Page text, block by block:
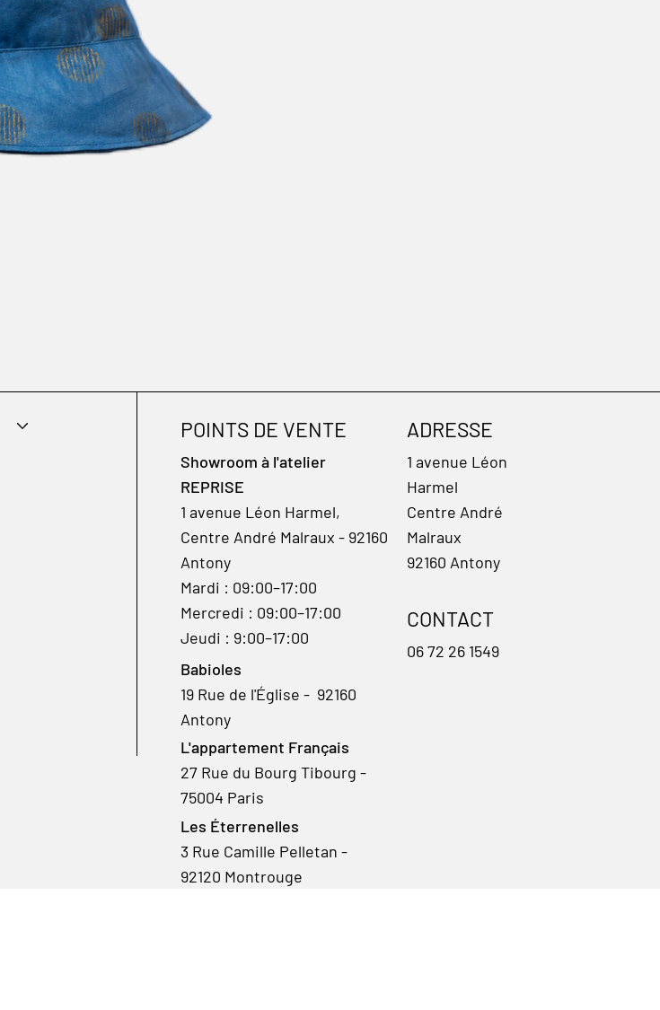
ADRESSE
1 avenue Léon
Harmel
Centre André
Malraux
92160 Antony
CONTACT
06 72 26 1549
POINTS DE VENTE
Showroom à l'atelier
REPRISE
1 avenue Léon Harmel,
Centre André Malraux - 92160
Antony
Mardi : 09:00–17:00
Mercredi : 09:00–17:00
Jeudi : 9:00–17:00
Babioles
19 Rue de l'Église - 92160
Antony
Les Éterrenelles
3 Rue Camille Pelletan -
92120 Montrouge
L'appartement Français
27 Rue du Bourg Tibourg -
75004 Paris